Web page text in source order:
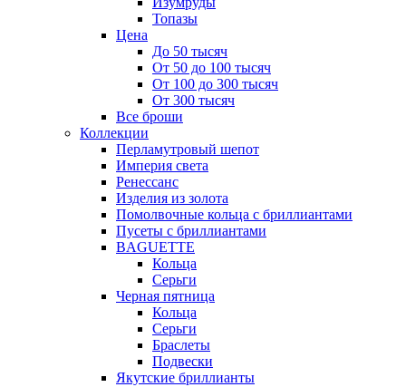
Топазы
Цена
До 50 тысяч
От 50 до 100 тысяч
От 100 до 300 тысяч
От 300 тысяч
Все броши
Коллекции
Перламутровый шепот
Империя света
Ренессанс
Изделия из золота
Помолвочные кольца с бриллиантами
Пусеты с бриллиантами
BAGUETTE
Кольца
Серьги
Черная пятница
Кольца
Серьги
Браслеты
Подвески
Якутские бриллианты